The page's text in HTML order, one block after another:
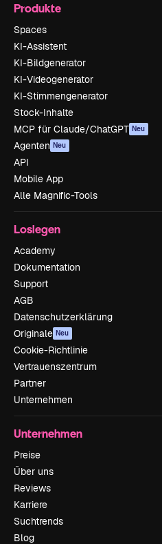
Produkte
Spaces
KI-Assistent
KI-Bildgenerator
KI-Videogenerator
KI-Stimmengenerator
Stock-Inhalte
MCP für Claude/ChatGPT Neu
Agenten Neu
API
Mobile App
Alle Magnific-Tools
Loslegen
Academy
Dokumentation
Support
AGB
Datenschutzerklärung
Originale Neu
Cookie-Richtlinie
Vertrauenszentrum
Partner
Unternehmen
Unternehmen
Preise
Über uns
Reviews
Karriere
Suchtrends
Blog